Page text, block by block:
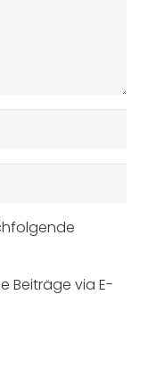
Beiträge via E-